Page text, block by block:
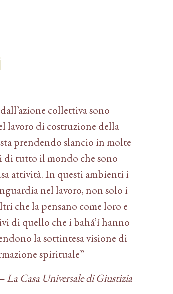
collettiva sono
lavoro di costruzione della
prendendo slancio in molte
di tutto il mondo che sono
attività. In questi ambienti i
nel lavoro, non solo i
che la pensano come loro e
di quello che i bahá’í hanno
la sottintesa visione di
spirituale”
La Casa Universale di Giustizia